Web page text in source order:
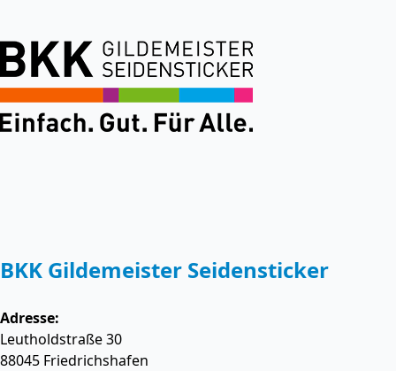
BKK Gildemeister Seidensticker
Adresse:
Leutholdstraße 30
88045 Friedrichshafen